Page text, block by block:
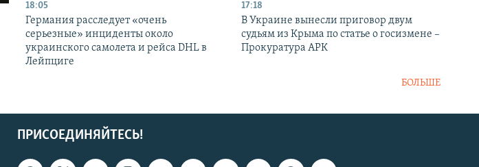
18:05
Германия расследует «очень
серьезные» инциденты около
украинского самолета и рейса DHL в
Лейпциге
17:18
В Украине вынесли приговор двум
судьям из Крыма по статье о госизмене –
Прокуратура АРК
БОЛЬШЕ
ПРИСОЕДИНЯЙТЕСЬ!